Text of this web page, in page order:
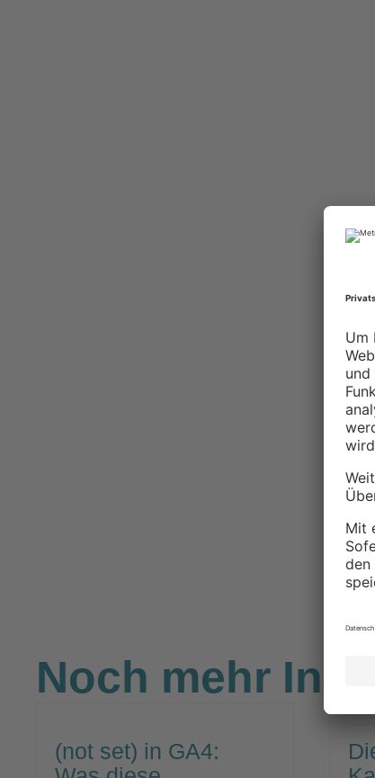
Noch mehr
(not set) in GA4: